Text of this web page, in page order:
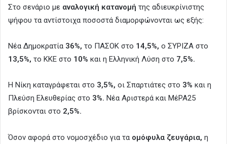
Στο σενάριο με αναλογική κατανομή της αδιευκρίνιστης
ψήφου τα αντίστοιχα ποσοστά διαμορφώνονται ως εξής:
Νέα Δημοκρατία 36%, το ΠΑΣΟΚ στο 14,5%, ο ΣΥΡΙΖΑ στο
13,5%, το ΚΚΕ στο 10% και η Ελληνική Λύση στο 7,5%.
Η Νίκη καταγράφεται στο 3,5%, οι Σπαρτιάτες στο 3% και η
Πλεύση Ελευθερίας στο 3%. Νέα Αριστερά και ΜέΡΑ25
βρίσκονται στο 2,5%.
Όσον αφορά στο νομοσχέδιο για τα ομόφυλα ζευγάρια, η